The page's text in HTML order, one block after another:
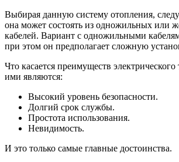
Выбирая данную систему отопления,
она может состоять из одножильных или
кабелей. Вариант с одножильными
при этом он предполагает сложную
Что касается преимуществ электрического
ими являются:
Высокий уровень безопасности.
Долгий срок службы.
Простота использования.
Невидимость.
И это только самые главные достоинства.